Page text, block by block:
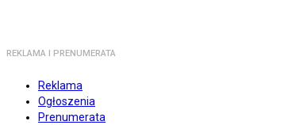
REKLAMA I PRENUMERATA
Reklama
Ogłoszenia
Prenumerata